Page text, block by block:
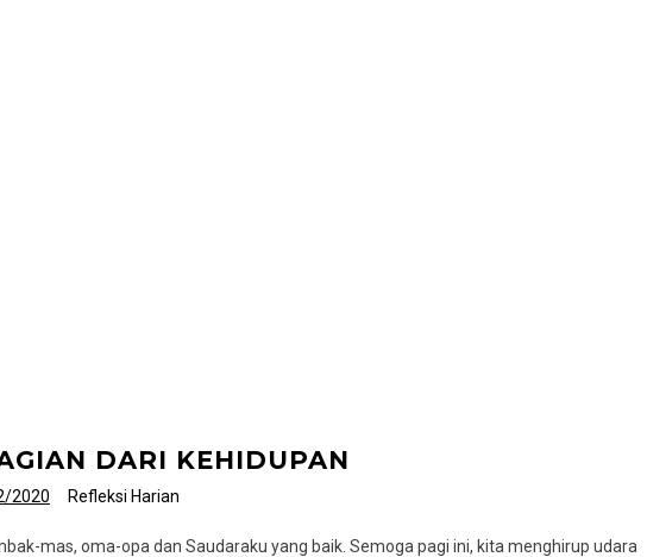
DARI KEHIDUPAN
2020 Refleksi Harian
mas, oma-opa dan Saudaraku yang baik. Semoga pagi ini, kita menghirup udara